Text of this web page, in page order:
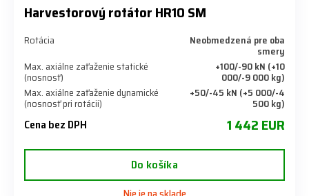
Harvestorový rotátor HR10 SM
Rotácia Neobmedzená pre oba
smery
Max. axiálne zaťaženie statické
(nosnosť)
+100/-90 kN (+10
000/-9 000 kg)
Max. axiálne zaťaženie dynamické
(nosnosť pri rotácii)
+50/-45 kN (+5 000/-4
500 kg)
Cena bez DPH 1 442 EUR
Do košíka